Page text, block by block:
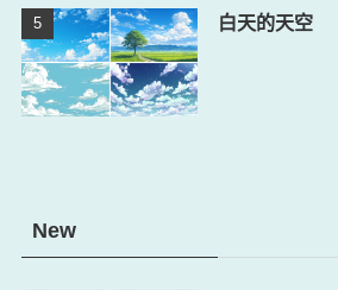
白天的天空
New